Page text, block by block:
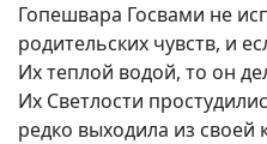
Гопешвара Госвами не
родительских чувств, и
Их теплой водой, то он
Их Светлости
редко выходила из своей